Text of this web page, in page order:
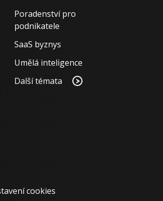
Poradenství pro
podnikatele
SaaS byznys
Umělá inteligence
Další témata
cookies